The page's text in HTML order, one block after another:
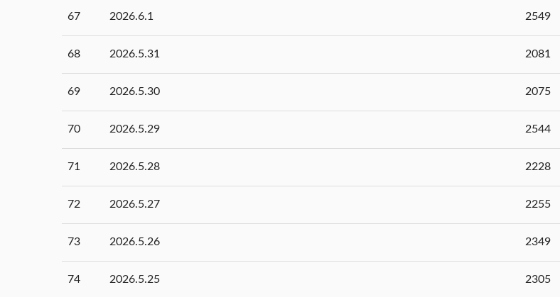
67 2026.6.1 2549
68 2026.5.31 2081
69 2026.5.30 2075
70 2026.5.29 2544
71 2026.5.28 2228
72 2026.5.27 2255
73 2026.5.26 2349
74 2026.5.25 2305